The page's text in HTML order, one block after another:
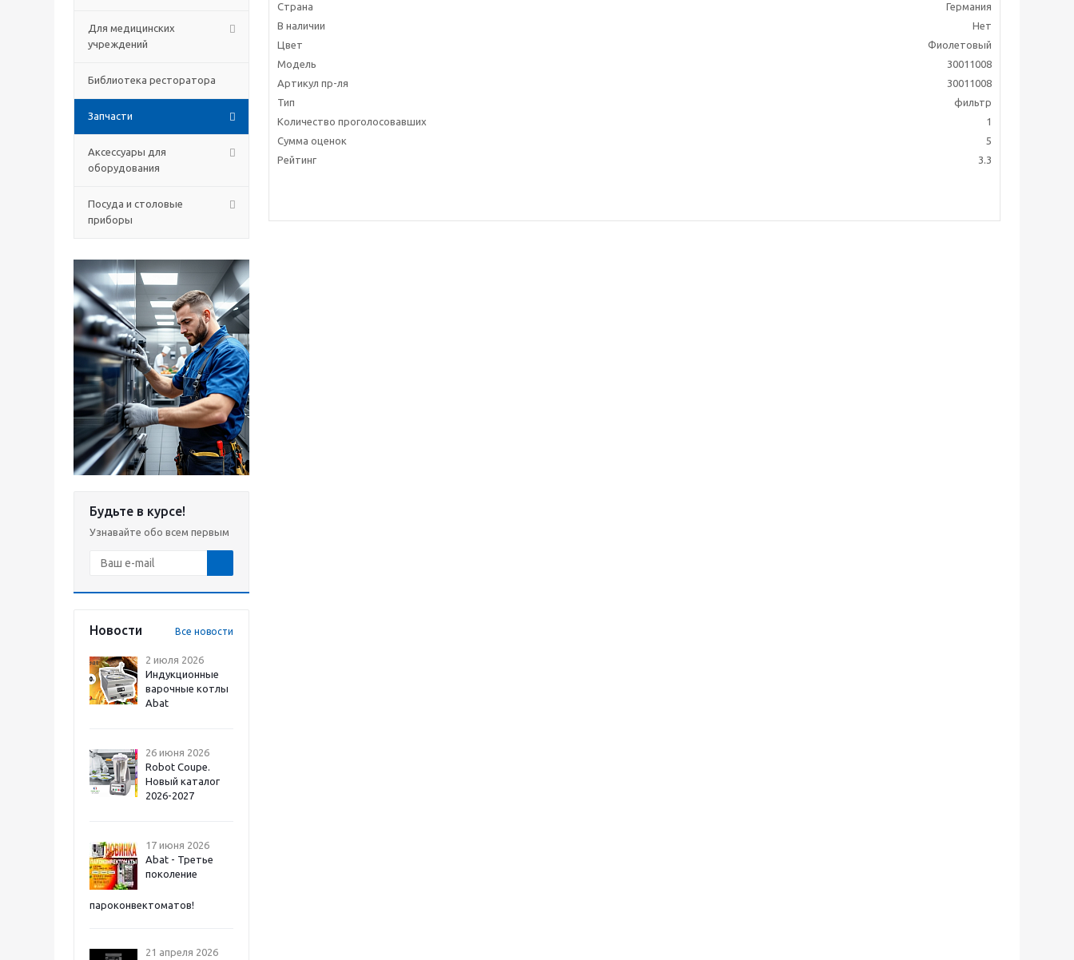
Для медицинских
учреждений
Библиотека ресторатора
Запчасти
Аксессуары для
оборудования
Посуда и столовые
приборы
Будьте в курсе!
Узнавайте обо всем первым
Новости Все новости
2 июля 2026
Индукционные
варочные котлы
Abat
26 июня 2026
Robot Coupe.
Новый каталог
2026-2027
17 июня 2026
Abat - Третье
поколение
пароконвектоматов!
21 апреля 2026
Страна
Германия
В наличии
Нет
Цвет
Фиолетовый
Модель
30011008
Артикул пр-ля
30011008
Тип
фильтр
Количество проголосовавших
1
Сумма оценок
5
Рейтинг
3.3